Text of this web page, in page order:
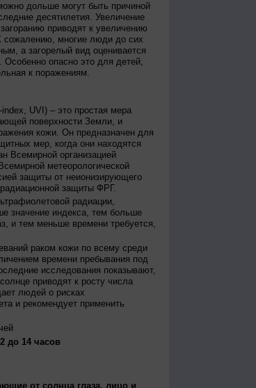
дольше могут быть причиной
десятилетия. Увеличение
приводят к увеличению
сожалению, многие люди до сих
а загорелый вид оценивается
Особенно опасно это для детей,
к поражениям.
UVI) – это простая мера
поверхности Земли, и
кожи. Он предназначен для
мер, когда они находятся
Всемирной организацией
метеорологической
защиты от неионизирующего
защиты ФРГ.
радиации,
значение индекса, тем больше
и тем меньше времени требуется,
раком кожи по всему среди
времени пребывания под
исследования показывают,
приводят к росту числа
людей о рисках
и рекомендует применить
до 14 часов
от солнца глаза, лицо и